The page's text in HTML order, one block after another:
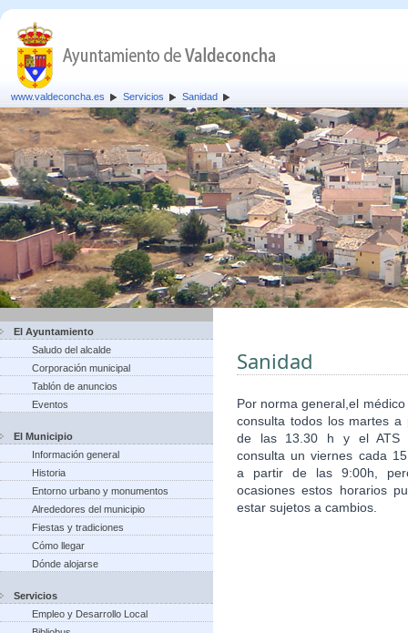
www.valdeconcha.es Servicios Sanidad
El Ayuntamiento
Saludo del alcalde
Corporación municipal
Tablón de anuncios
Eventos
El Municipio
Información general
Historia
Entorno urbano y monumentos
Alrededores del municipio
Fiestas y tradiciones
Cómo llegar
Dónde alojarse
Servicios
Empleo y Desarrollo Local
Sanidad
Por norma general,el
consulta todos los martes a
de las 13.30 h y el ATS
consulta un viernes cada
a partir de las 9:00h,
ocasiones estos horarios
estar sujetos a cambios.